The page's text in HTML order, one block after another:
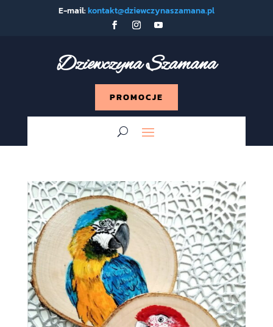
E-mail:kontakt@dziewczynaszamana.pl
Dziewczyna Szamana
PROMOCJE